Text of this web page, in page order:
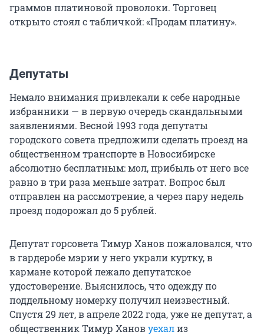
граммов платиновой проволоки. Торговец
открыто стоял с табличкой: «Продам платину».
Депутаты
Немало внимания привлекали к себе народные
избранники — в первую очередь скандальными
заявлениями. Весной 1993 года депутаты
городского совета предложили сделать проезд на
общественном транспорте в Новосибирске
абсолютно бесплатным: мол, прибыль от него все
равно в три раза меньше затрат. Вопрос был
отправлен на рассмотрение, а через пару недель
проезд подорожал до 5 рублей.
Депутат горсовета Тимур Ханов пожаловался, что
в гардеробе мэрии у него украли куртку, в
кармане которой лежало депутатское
удостоверение. Выяснилось, что одежду по
поддельному номерку получил неизвестный.
Спустя 29 лет, в апреле 2022 года, уже не депутат, а
общественник Тимур Хановуехализ